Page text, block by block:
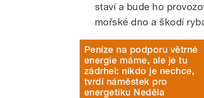
staví a bude ho
mořské dno a škodí
Peníze na podporu větrné
energie máme, ale je tu
zádrhel: nikdo je nechce,
tvrdí náměstek pro
energetiku Neděla